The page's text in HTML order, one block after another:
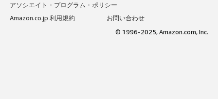
アソシエイト・プログラム・ポリシー
Amazon.co.jp 利用規約
お問い合わせ
© 1996-2025, Amazon.com, Inc.